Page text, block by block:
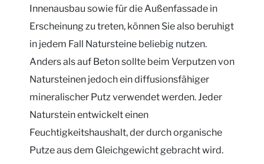
Innenausbau sowie für die Außenfassade in
Erscheinung zu treten, können Sie also beruhigt
in jedem Fall Natursteine beliebig nutzen.
Anders als auf Beton sollte beim Verputzen von
Natursteinen jedoch ein diffusionsfähiger
mineralischer Putz verwendet werden. Jeder
Naturstein entwickelt einen
Feuchtigkeitshaushalt, der durch organische
Putze aus dem Gleichgewicht gebracht wird.